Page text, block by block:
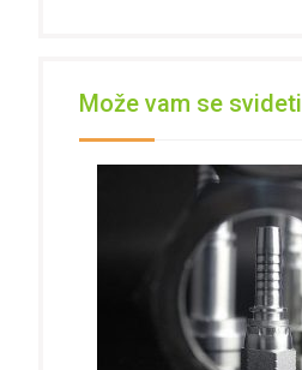
Može vam se svideti